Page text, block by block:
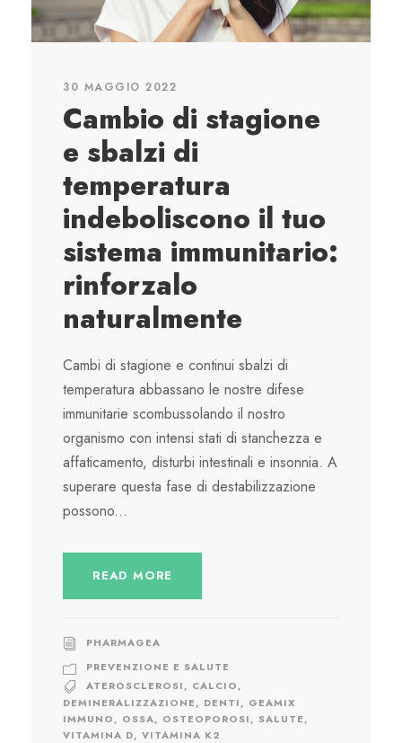
30 MAGGIO 2022
Cambio di stagione
e sbalzi di
temperatura
indeboliscono il tuo
sistema immunitario:
rinforzalo
naturalmente
Cambi di stagione e continui sbalzi di
temperatura abbassano le nostre difese
immunitarie scombussolando il nostro
organismo con intensi stati di stanchezza e
affaticamento, disturbi intestinali e insonnia. A
superare questa fase di destabilizzazione
possono...
READ MORE
PHARMAGEA
PREVENZIONE E SALUTE
ATEROSCLEROSI, CALCIO,
DEMINERALIZZAZIONE, DENTI, GEAMIX
IMMUNO, OSSA, OSTEOPOROSI, SALUTE,
VITAMINA D, VITAMINA K2